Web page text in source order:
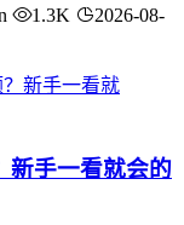
1.3K
2026-08-
新手一看就会的